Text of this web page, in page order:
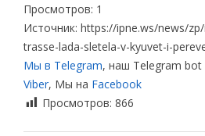
Просмотров: 1
Источник: https://ipne.ws/news/
trasse-lada-sletela-v-kyuvet-i-
Мы в Telegram, наш Telegram
Viber, Мы на Facebook
Просмотров: 866